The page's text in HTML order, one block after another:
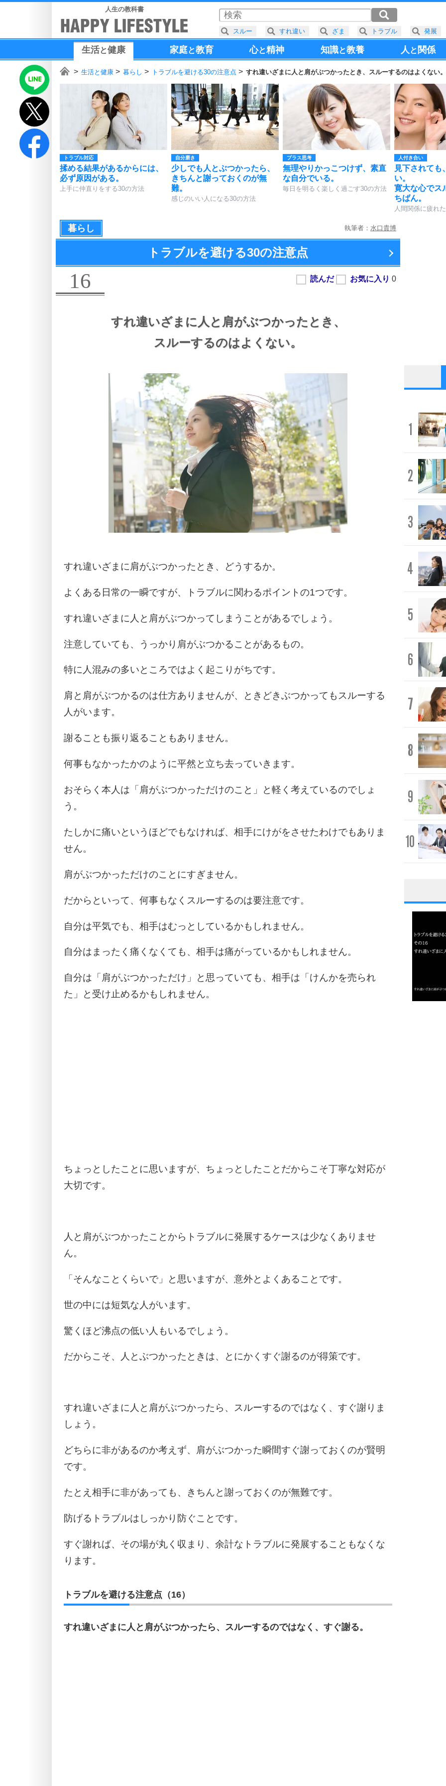
人生の教科書
生活と健康 家庭と教育 心と精神 知識と教養 人と 関係
生活と健康 暮らし トラブルを避ける30の注意点 すれ違いざまに人と肩がぶつかったとき、スルーするのはよくない。
トラブル対応
揉める結果があるからには、
必ず原因がある。
上手に仲直りをする30の方法
自分磨き
少しでも人とぶつかったら、
きちんと謝っておくのが無
難。
感じのいい人になる30の方法
プラス思考
無理やりかっこつけず、素直
な自分でいる。
毎日を明るく楽しく過ごす30の方法
人付き合い
見下されても
い。
寛大な心でス
ちばん。
人間関係に疲れ
暮らし 執筆者： 水口貴博
トラブルを避ける30の注意点
16
すれ違いざまに人と肩がぶつかったとき、
スルーするのはよくない。
すれ違いざまに肩がぶつかったとき、どうするか。
よくある日常の一瞬ですが、トラブルに関わるポイントの1つです。
すれ違いざまに人と肩がぶつかってしまうことがあるでしょう。
注意していても、うっかり肩がぶつかることがあるもの。
特に人混みの多いところではよく起こりがちです。
肩と肩がぶつかるのは仕方ありませんが、ときどきぶつかってもスルーする
人がいます。
謝ることも振り返ることもありません。
何事もなかったかのように平然と立ち去っていきます。
おそらく本人は「肩がぶつかっただけのこと」と軽く考えているのでしょ
う。
たしかに痛いというほどでもなければ、相手にけがをさせたわけでもありま
せん。
肩がぶつかっただけのことにすぎません。
だからといって、何事もなくスルーするのは要注意です。
自分は平気でも、相手はむっとしているかもしれません。
自分はまったく痛くなくても、相手は痛がっているかもしれません。
自分は「肩がぶつかっただけ」と思っていても、相手は「けんかを売られ
た」と受け止めるかもしれません。
ちょっとしたことに思いますが、ちょっとしたことだからこそ丁寧な対応が
大切です。
人と肩がぶつかったことからトラブルに発展するケースは少なくありませ
ん。
「そんなことくらいで」と思いますが、意外とよくあることです。
世の中には短気な人がいます。
驚くほど沸点の低い人もいるでしょう。
だからこそ、人とぶつかったときは、とにかくすぐ謝るのが得策です。
すれ違いざまに人と肩がぶつかったら、スルーするのではなく、すぐ謝りま
しょう。
どちらに非があるのか考えず、肩がぶつかった瞬間すぐ謝っておくのが賢明
です。
たとえ相手に非があっても、きちんと謝っておくのが無難です。
防げるトラブルはしっかり防ぐことです。
すぐ謝れば、その場が丸く収まり、余計なトラブルに発展することもなくな
ります。
トラブルを避ける注意点（16）
すれ違いざまに人と肩がぶつかったら、スルーするのではなく、すぐ謝る。
1
2
3
4
5
6
7
8
9
10
1
3
スルー すれ違い ざま トラブル 発展